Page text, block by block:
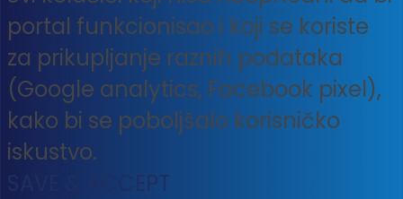
portal funkcionisao i koji se koriste
za prikupljanje raznih podataka
(Google analytics, Facebook pixel),
kako bi se poboljšalo korisničko
iskustvo.
SAVE & ACCEPT